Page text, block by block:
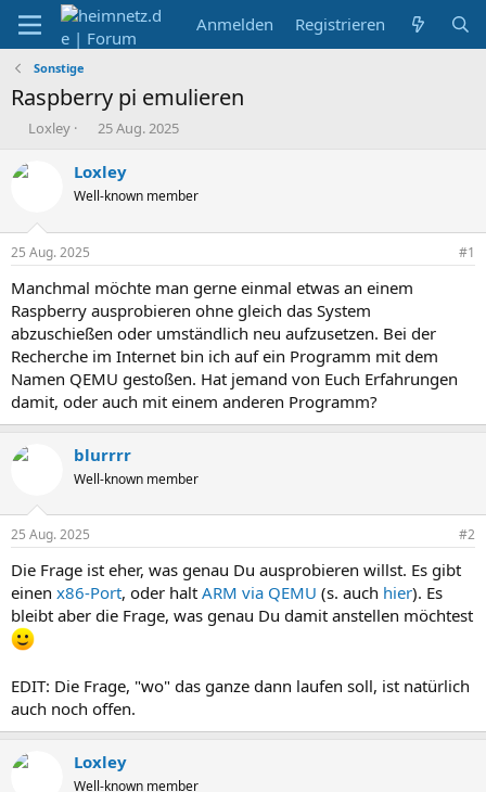
Anmelden Registrieren
Sonstige
Raspberry pi emulieren
E
s
e
r
Loxley
E
s
t
e
t
a
25 Aug. 2025
Loxley
Well-known member
25 Aug. 2025 #1
Manchmal möchte man gerne einmal etwas an einem
Raspberry ausprobieren ohne gleich das System
abzuschießen oder umständlich neu aufzusetzen. Bei der
Recherche im Internet bin ich auf ein Programm mit dem
Namen QEMU gestoßen. Hat jemand von Euch Erfahrungen
damit, oder auch mit einem anderen Programm?
blurrrr
Well-known member
25 Aug. 2025 #2
Die Frage ist eher, was genau Du ausprobieren willst. Es gibt
einen x86-Port, oder halt ARM via QEMU (s. auch hier). Es
bleibt aber die Frage, was genau Du damit anstellen möchtest
EDIT: Die Frage, "wo" das ganze dann laufen soll, ist natürlich
auch noch offen.
Loxley
Well-known member